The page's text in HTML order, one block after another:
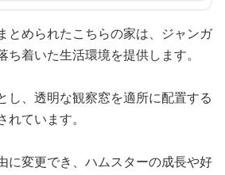
とめられたこちらの家は、ジャンガ
ち着いた生活環境を提供します。
し、透明な観察窓を適所に配置する
ています。
に変更でき、ハムスターの成長や好